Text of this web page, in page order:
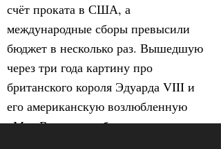
счёт проката в США, а
международные сборы превысили
бюджет в несколько раз. Вышедшую
через три года картину про
британского короля Эдуарда VIII и
его американскую возлюбленную
«Мы. Верим в любовь» вновь